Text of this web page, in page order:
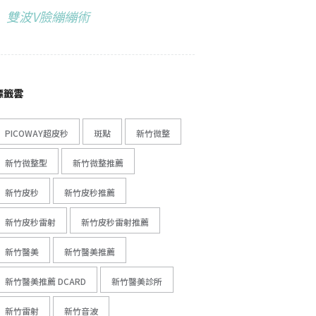
雙波V臉繃繃術
籤雲
PICOWAY超皮秒 斑點 新竹微整
新竹微整型 新竹微整推薦
新竹皮秒 新竹皮秒推薦
新竹皮秒雷射 新竹皮秒雷射推薦
新竹醫美 新竹醫美推薦
新竹醫美推薦 DCARD 新竹醫美診所
新竹雷射 新竹音波